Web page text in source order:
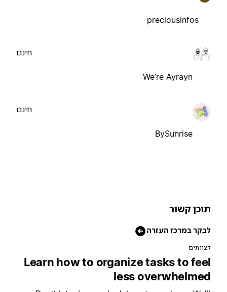
preciousinfos
We’re Ayrayn
BySunrise
קשור
במרכז העזרה
Learn how to organize tasks to
less